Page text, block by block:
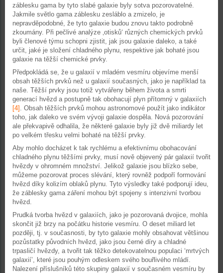
záblesku gama by tyto slabé galaxie byly sotva pozorovatelné.
Jakmile světlo gama záblesku zesláblo a zmizelo, je
nepravděpodobné, že tyto galaxie budou znovu takto podrobně
zkoumány. Při pečlivé analýze ‚otisků‘ různých chemických prvků
byli členové týmu schopni zjistit, jak jsou galaxie daleko, a také
určit, jaké je složení chladného plynu, respektive jak bohaté jsou
galaxie na těžší chemické prvky.
Předpokládá se, že u galaxií v mladém vesmíru objevíme menší
obsah těžších prvků než u galaxií současných, jako je například ta
naše. Těžší prvky jsou totiž vytvářeny během života a smrti
generací hvězd a postupně tak obohacují plyn přítomný v galaxiích
[4] . Obsah těžších prvků mohou astronomové použít jako indikátor
toho, jak daleko ve svém vývoji galaxie dospěla. Nová pozorování
ale překvapivě odhalila, že některé galaxie byly již dvě miliardy let
po velkém třesku velmi bohaté na těžší prvky.
Aby mohlo docházet k tak rychlému a efektivnímu obohacování
chladného plynu těžšími prvky, musí nově objevený pár galaxií tvořit
hvězdy v ohromném množství. Jelikož galaxie jsou blízko sebe,
můžeme pozorovat proces slévání, který rovněž podpoří formování
hvězd díky kolizím oblaků plynu. Tyto výsledky také podporují ideu,
že záblesky gama záření mohou být spojeny s intenzivní tvorbou
hvězd.
Prudká tvorba hvězd v galaxiích, jako je pozorovaná dvojice, mohla
skončit již brzy na počátku historie vesmíru. O deset miliard let
později, tj. v současnosti, by tyto galaxie mohly obsahovat většinou
pozůstatky původních hvězd, jako jsou černé díry a chladné
trpasličí hvězdy, a tvořit tak těžko detekovatelnou populaci ‘mrtvých
galaxií’, které jsou pouhým odleskem svého bouřlivého mládí.
Nalezení příslušníků této skupiny galaxií v současném vesmíru by